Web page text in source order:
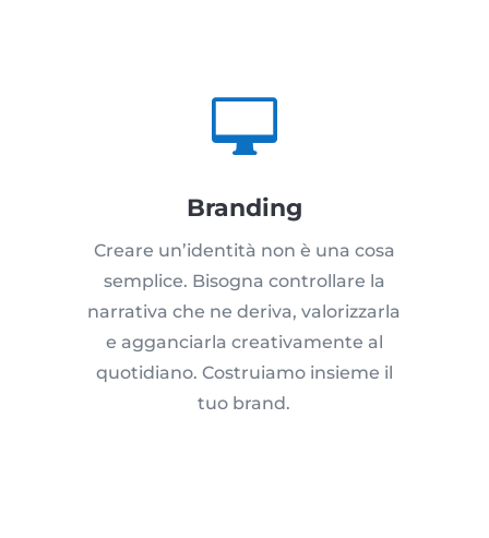

Branding
Creare un’identità non è una cosa
semplice. Bisogna controllare la
narrativa che ne deriva, valorizzarla
e agganciarla creativamente al
quotidiano. Costruiamo insieme il
tuo brand.